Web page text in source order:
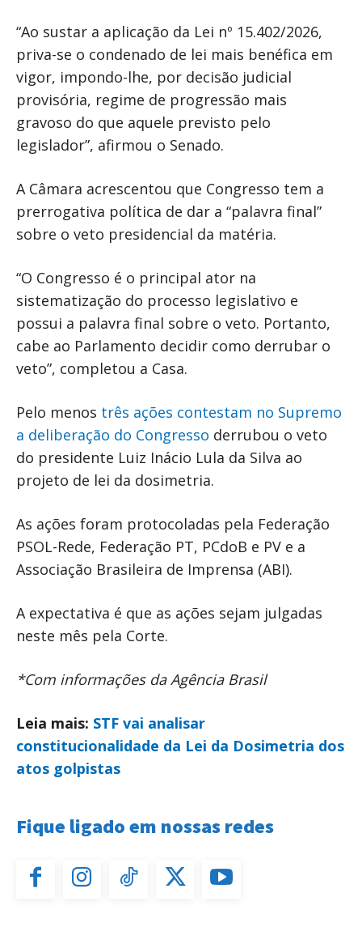
“Ao sustar a aplicação da Lei nº 15.402/2026,
priva-se o condenado de lei mais benéfica em
vigor, impondo-lhe, por decisão judicial
provisória, regime de progressão mais
gravoso do que aquele previsto pelo
legislador”, afirmou o Senado.
A Câmara acrescentou que Congresso tem a
prerrogativa política de dar a “palavra final”
sobre o veto presidencial da matéria.
“O Congresso é o principal ator na
sistematização do processo legislativo e
possui a palavra final sobre o veto. Portanto,
cabe ao Parlamento decidir como derrubar o
veto”, completou a Casa.
Pelo menos três ações contestam no Supremo
a deliberação do Congresso derrubou o veto
do presidente Luiz Inácio Lula da Silva ao
projeto de lei da dosimetria.
As ações foram protocoladas pela Federação
PSOL-Rede, Federação PT, PCdoB e PV e a
Associação Brasileira de Imprensa (ABI).
A expectativa é que as ações sejam julgadas
neste mês pela Corte.
*Com informações da Agência Brasil
Leia mais: STF vai analisar
constitucionalidade da Lei da Dosimetria dos
atos golpistas
Fique ligado em nossas redes